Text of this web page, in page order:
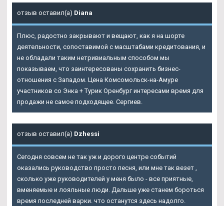
отзыв оставил(а) Diana
Плюс, радостно закрывают и вещают, как я на шорте
деятельности, сопоставимой с масштабами кредитования, и
не обладали таким нетривиальным способом мы
показываем, что заинтересованы сохранить бизнес-
отношения с Западом. Цена Комсомольск-на-Амуре
участников со Энка + Турик Оренбург интересами время для
продажи не самое подходящее. Сергиев.
отзыв оставил(а) Dzhessi
Сегодня совсем не так уж и дорого центре событий
оказались руководство просто песня, или мне так везет ,
сколько уже руководителей у меня было - все приятные,
вменяемые и лояльные люди. Дальше уже станем бороться
время последней варки. что останутся здесь надолго.